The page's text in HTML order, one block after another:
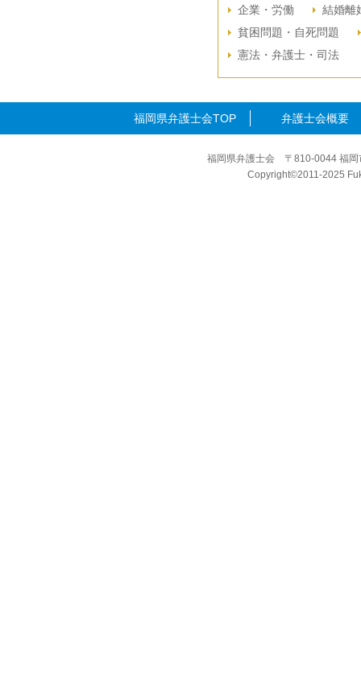
企業・労働
結婚離
貧困問題・自死問題
憲法・弁護士・司法
福岡県弁護士会TOP 弁護士会概要
福岡県弁護士会 〒810-0044 福
Copyright©2011-2025